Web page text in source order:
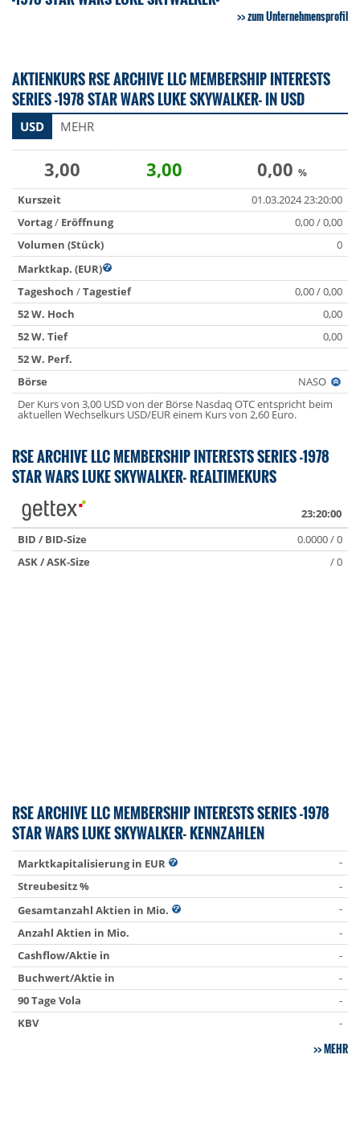
zum Unternehmensprofil
AKTIENKURS RSE ARCHIVE LLC MEMBERSHIP INTERESTS
SERIES -1978 STAR WARS LUKE SKYWALKER- IN USD
USD MEHR
3,00 3,00 0,00 %
Kurszeit
01.03.2024 23:20:00
Vortag/ Eröffnung
0,00 / 0,00
Volumen (Stück)
0
Marktkap. (EUR)
Tageshoch /Tagestief
0,00 / 0,00
52 W. Hoch
0,00
52 W. Tief
0,00
52 W. Perf.
Börse
NASO
Der Kurs von 3,00 USD von der Börse Nasdaq OTC entspricht beim
aktuellen Wechselkurs USD/EUR einem Kurs von 2,60 Euro.
RSE ARCHIVE LLC MEMBERSHIP INTERESTS SERIES -1978
STAR WARS LUKE SKYWALKER- REALTIMEKURS
23:20:00
BID / BID-Size
0.0000 / 0
ASK / ASK-Size
/ 0
RSE ARCHIVE LLC MEMBERSHIP INTERESTS SERIES -1978
STAR WARS LUKE SKYWALKER- KENNZAHLEN
Marktkapitalisierung in EUR
-
Streubesitz %
-
Gesamtanzahl Aktien in Mio.
-
Anzahl Aktien in Mio.
-
Cashflow/Aktie in
-
Buchwert/Aktie in
-
90 Tage Vola
-
KBV
-
MEHR